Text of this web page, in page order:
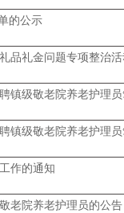
的公示
品礼金问题专项整治
镇级敬老院养老护理
镇级敬老院养老护理
作的通知
老院养老护理员的公告